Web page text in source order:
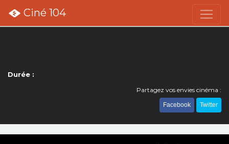
Ciné 104
Durée :
Partagez vos envies cinéma :
Facebook Twitter